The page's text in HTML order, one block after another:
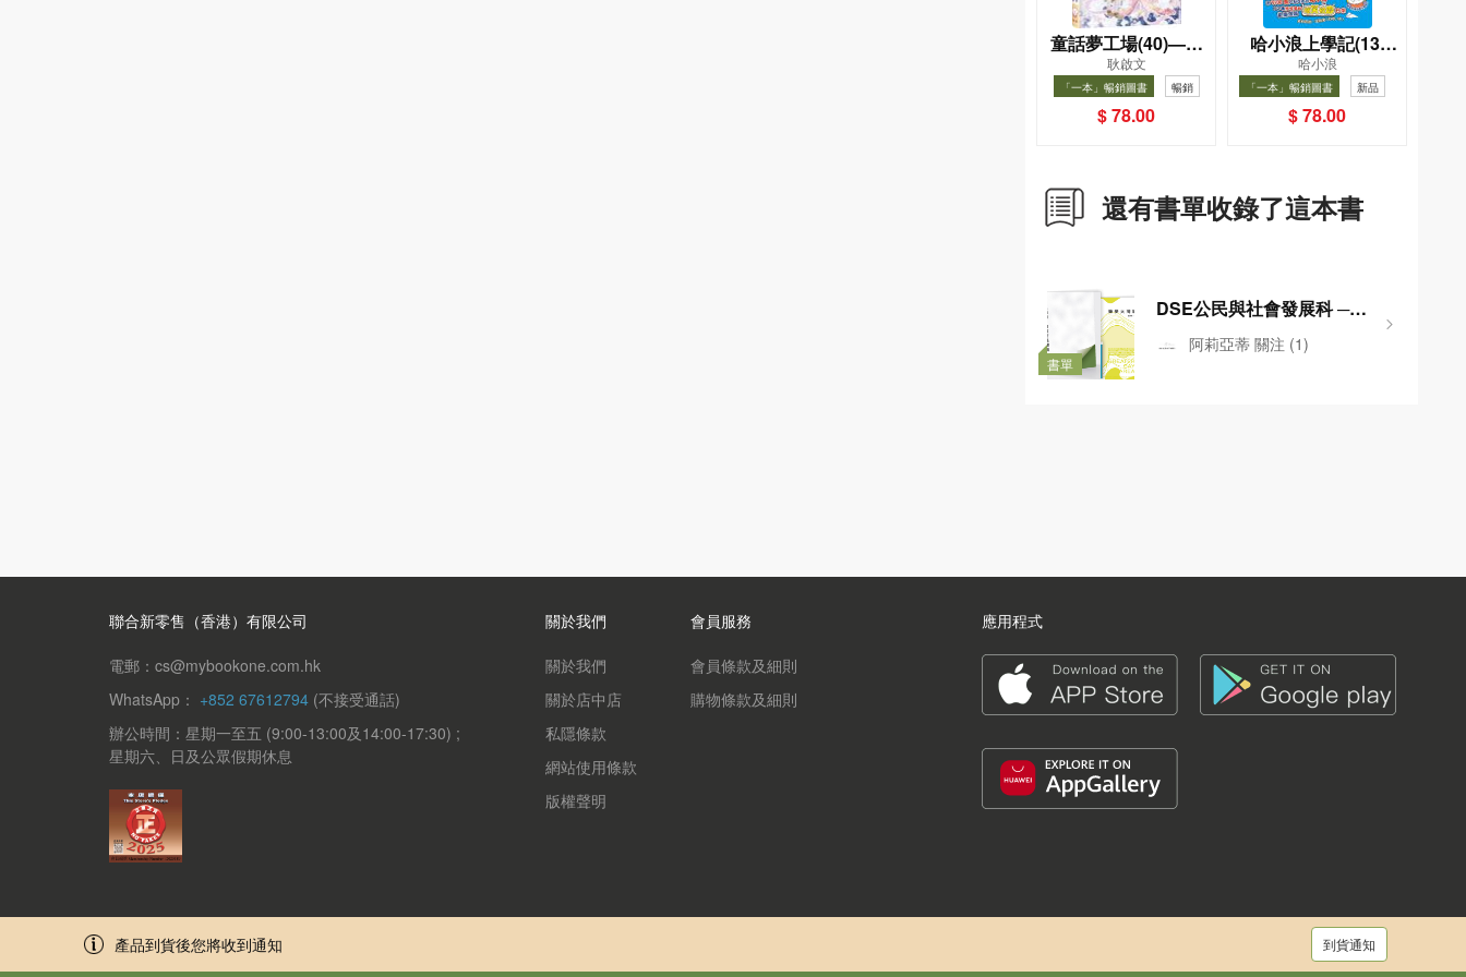
產品到貨後您將收到通知 到貨通知
童話夢工場(40)——
織女下凡結奇緣
耿啟文
「一本」暢銷圖書 暢銷
$ 78.00
哈小浪上學記(13)
——逃出神奇博物館
哈小浪
「一本」暢銷圖書
新品
暢銷
$ 78.00
還有書單收錄了這本書
書單
DSE公民與社會發展科 ─
「一帶一路」與粵港澳大灣區
發展書單
阿莉亞蒂 關注 (1)
聯合新零售（香港）有限公司
電郵：cs@mybookone.com.hk
WhatsApp： +852 67612794 (不接受通話)
辦公時間：星期一至五 (9:00-13:00及14:00-17:30) ;
星期六、日及公眾假期休息
關於我們
關於我們
關於店中店
私隱條款
網站使用條款
版權聲明
會員服務
會員條款及細則
購物條款及細則
應用程式